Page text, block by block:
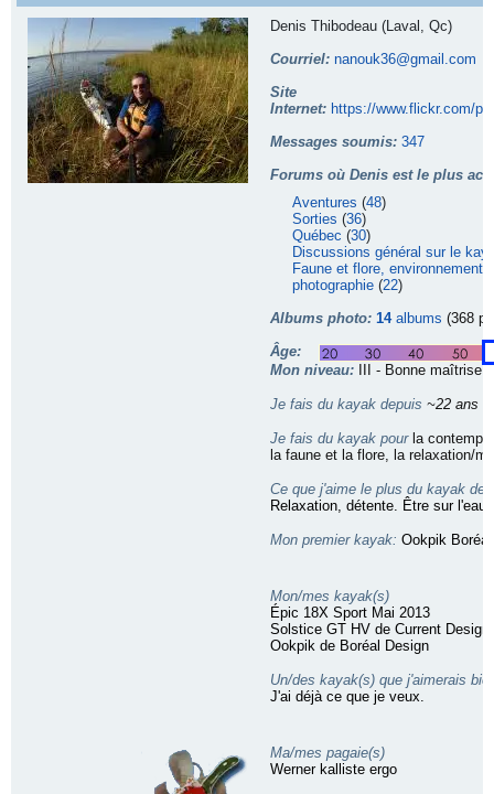
Denis Thibodeau (Laval, Qc)
Courriel: nanouk36@gmail.com
Site
Internet: https://www.flickr.com/
Messages soumis: 347
Forums où Denis est le plus
Aventures (48)
Sorties (36)
Québec (30)
Discussions général sur le
Faune et flore,
photographie (22)
Albums photo: 14albums (368
Âge:
Mon niveau: III - Bonne maîtrise
Je fais du kayak depuis ~22 ans
Je fais du kayak pourla
la faune et la flore, la relaxation/
Ce que j'aime le plus du kayak de
Relaxation, détente. Être sur l'eau.
Mon premier kayak: Ookpik
Mon/mes kayak(s)
Épic 18X Sport Mai 2013
Solstice GT HV de Current Design
Ookpik de Boréal Design
Un/des kayak(s) que j'aimerais
J'ai déjà ce que je veux.
Ma/mes pagaie(s)
Werner kalliste ergo